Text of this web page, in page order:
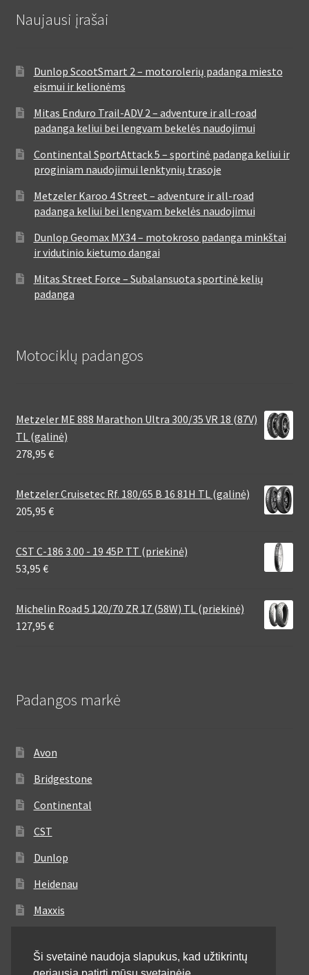
Naujausi įrašai
Dunlop ScootSmart 2 – motorolerių padanga miesto
eismui ir kelionėms
Mitas Enduro Trail-ADV 2 – adventure ir all-road
padanga keliui bei lengvam bekelės naudojimui
Continental SportAttack 5 – sportinė padanga keliui ir
proginiam naudojimui lenktynių trasoje
Metzeler Karoo 4 Street – adventure ir all-road
padanga keliui bei lengvam bekelės naudojimui
Dunlop Geomax MX34 – motokroso padanga minkštai
ir vidutinio kietumo dangai
Mitas Street Force – Subalansuota sportinė kelių
padanga
Motociklų padangos
Metzeler ME 888 Marathon Ultra 300/35 VR 18 (87V)
TL (galinė)
278,95 €
Metzeler Cruisetec Rf. 180/65 B 16 81H TL (galinė)
205,95 €
CST C-186 3.00 - 19 45P TT (priekinė)
53,95 €
Michelin Road 5 120/70 ZR 17 (58W) TL (priekinė)
127,95 €
Padangos markė
Avon
Bridgestone
Continental
CST
Dunlop
Heidenau
Maxxis
Michelin
Ši svetainė naudoja slapukus, kad užtikrintų